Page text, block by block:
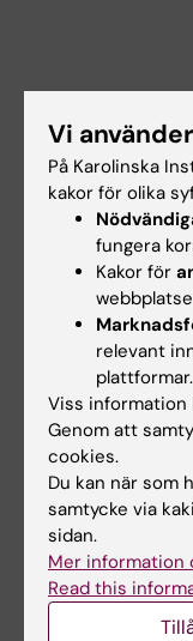
Jonas
E-post:
jonas.sunden-
Lina
E-post:
Bibi
Vi
På Karolinska
kakor för olika
fungera
Kakor för
relevant
plattformar.
Viss information
Genom att
cookies.
Du kan när som
samtycke via
sidan.
Mer information
Read this